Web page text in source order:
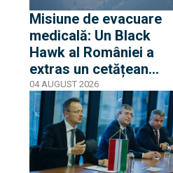
Misiune de evacuare
medicală: Un Black
Hawk al României a
extras un cetățean
rănit de pe o platformă
din Marea Neagră
04 AUGUST 2026